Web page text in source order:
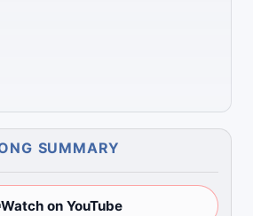
SUMMARY
Watch on YouTube